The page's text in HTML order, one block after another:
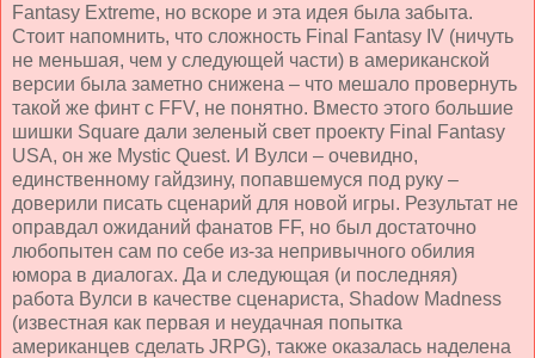
Fantasy Extreme, но вскоре и эта идея была забыта.
Стоит напомнить, что сложность Final Fantasy IV (ничуть
не меньшая, чем у следующей части) в американской
версии была заметно снижена – что мешало провернуть
такой же финт с FFV, не понятно. Вместо этого большие
шишки Square дали зеленый свет проекту Final Fantasy
USA, он же Mystic Quest. И Вулси – очевидно,
единственному гайдзину, попавшемуся под руку –
доверили писать сценарий для новой игры. Результат не
оправдал ожиданий фанатов FF, но был достаточно
любопытен сам по себе из-за непривычного обилия
юмора в диалогах. Да и следующая (и последняя)
работа Вулси в качестве сценариста, Shadow Madness
(известная как первая и неудачная попытка
американцев сделать JRPG), также оказалась наделена